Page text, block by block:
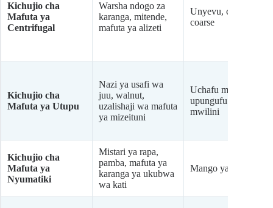
Kichujio cha
Mafuta ya
Centrifugal
Warsha ndogo za
karanga, mitende,
mafuta ya alizeti
Unyevu, chembe
coarse
Kichujio cha
Mafuta ya Utupu
Nazi ya usafi wa
juu, walnut,
uzalishaji wa mafuta
ya mizeituni
Uchafu mzuri,
upungufu wa maji
mwilini
Kichujio cha
Mafuta ya
Nyumatiki
Mistari ya rapa,
pamba, mafuta ya
karanga ya ukubwa
wa kati
Mango ya jumla